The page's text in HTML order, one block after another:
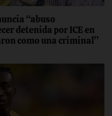
“abuso
detenida por ICE en
como una criminal”